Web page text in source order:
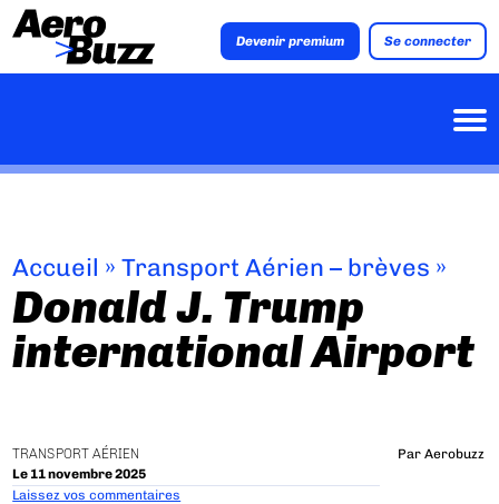
Devenir premium Se connecter
Accueil »Transport Aérien – brèves »
Donald J. Trump
international Airport
TRANSPORT AÉRIEN
Le 11 novembre 2025
Par Aerobuzz
Laissez vos commentaires